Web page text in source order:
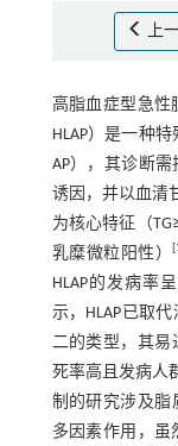
上
高脂血症型急性
HLAP）是一种
AP），其诊断
诱因，并以血清
为核心特征（
乳糜微粒阳性）[
HLAP的发病率
示，HLAP已取
二的类型，其易
死率高且发病人
制的研究涉及脂
多因素作用，虽